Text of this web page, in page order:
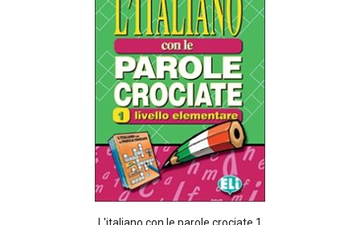
L'italiano con le parole crociate 1